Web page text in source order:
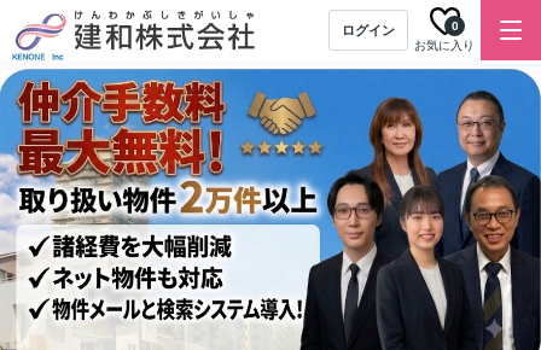
ログイン
お気に入り
0